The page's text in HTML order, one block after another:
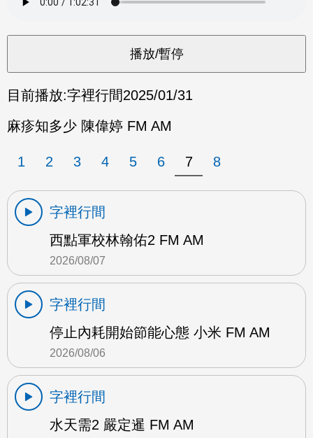
目前播放:字裡行間2025/01/31
麻疹知多少 陳偉婷 FM AM
1 2 3 4 5 6 7 8
字裡行間
西點軍校林翰佑2 FM AM
2026/08/07
字裡行間
停止內耗開始節能心態 小米 FM AM
2026/08/06
字裡行間
水天需2 嚴定暹 FM AM